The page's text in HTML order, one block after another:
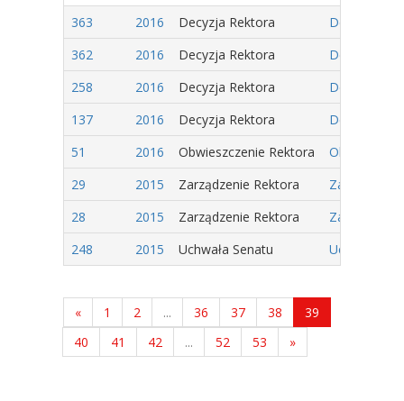
363
2016 Decyzja Rektora
Decyzja Nr
362
2016 Decyzja Rektora
Decyzja Nr
258
2016 Decyzja Rektora
Decyzja Nr
137
2016 Decyzja Rektora
Decyzja Nr
51
2016 Obwieszczenie Rektora
29
2015 Zarządzenie Rektora
28
2015 Zarządzenie Rektora
248
2015 Uchwała Senatu Uchwała
« 1 2 ... 36 37 38
39
40
41 42 ... 52 53 »